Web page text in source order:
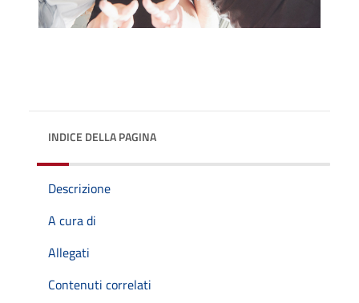
INDICE DELLA PAGINA
Descrizione
A cura di
Allegati
Contenuti correlati